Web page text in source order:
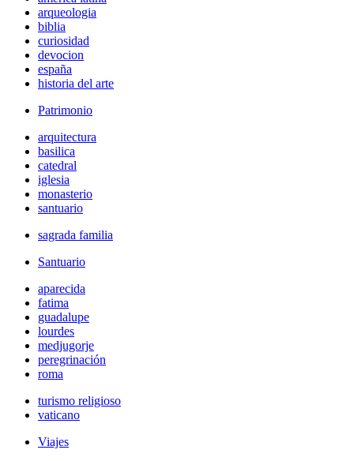
arqueologia
biblia
curiosidad
devocion
españa
historia del arte
Patrimonio
arquitectura
basilica
catedral
iglesia
monasterio
santuario
sagrada familia
Santuario
aparecida
fatima
guadalupe
lourdes
medjugorje
peregrinación
roma
turismo religioso
vaticano
Viajes